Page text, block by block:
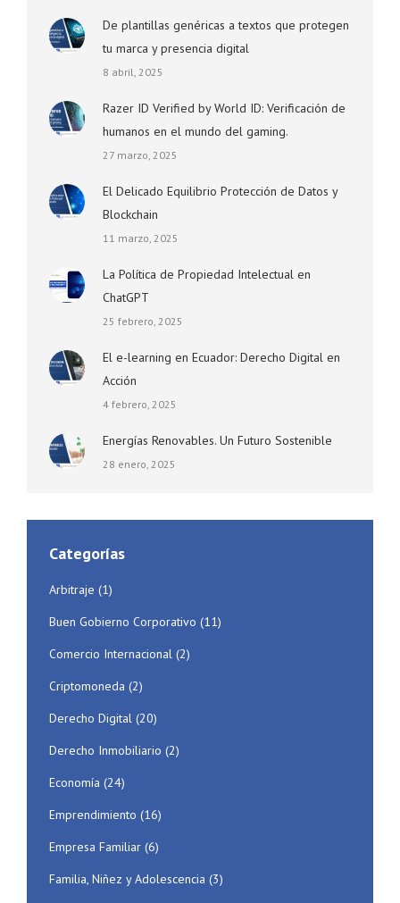
De plantillas genéricas a textos que protegen
tu marca y presencia digital
8 abril, 2025
Razer ID Verified by World ID: Verificación de
humanos en el mundo del gaming.
27 marzo, 2025
El Delicado Equilibrio Protección de Datos y
Blockchain
11 marzo, 2025
La Política de Propiedad Intelectual en
ChatGPT
25 febrero, 2025
El e-learning en Ecuador: Derecho Digital en
Acción
4 febrero, 2025
Energías Renovables. Un Futuro Sostenible
28 enero, 2025
Categorías
Arbitraje (1)
Buen Gobierno Corporativo (11)
Comercio Internacional (2)
Criptomoneda (2)
Derecho Digital (20)
Derecho Inmobiliario (2)
Economía (24)
Emprendimiento (16)
Empresa Familiar (6)
Familia, Niñez y Adolescencia (3)